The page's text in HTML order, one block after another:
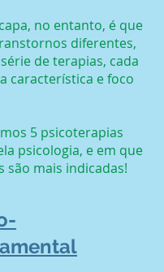
no entanto, é que
diferentes,
de terapias, cada
característica e foco
5 psicoterapias
psicologia, e em que
são mais indicadas!